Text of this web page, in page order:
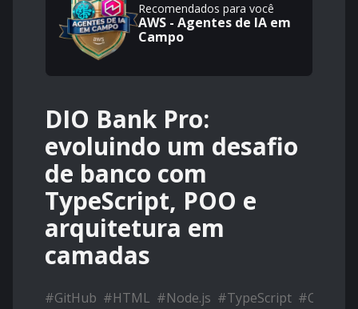
Recomendados para você
AWS - Agentes de IA em
Campo
DIO Bank Pro:
evoluindo um desafio
de banco com
TypeScript, POO e
arquitetura em
camadas
#GitHub #HTML #Node.js #TypeScript #CSS